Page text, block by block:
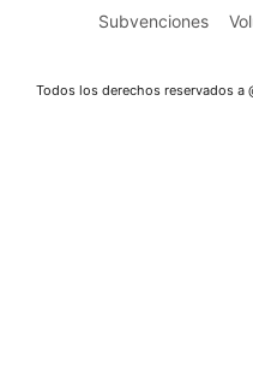
Subvenciones
Todos los derechos reservados a